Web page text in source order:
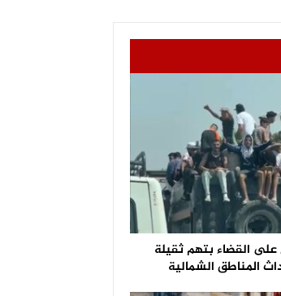
شخص على القضاء بتهم ثقيلة
المناطق الشمالية